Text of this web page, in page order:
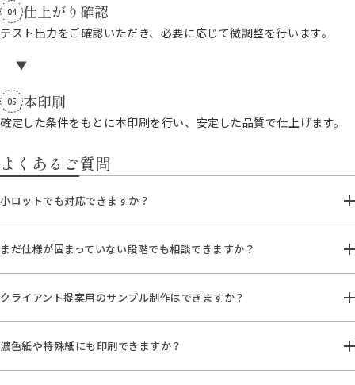
04 仕上がり確認
テスト出力をご確認いただき、必要に応じて微調整を行います。
05 本印刷
確定した条件をもとに本印刷を行い、安定した品質で仕上げます。
よくあるご質問
小ロットでも対応できますか？
まだ仕様が固まっていない段階でも相談できますか？
クライアント提案用のサンプル制作はできますか？
濃色紙や特殊紙にも印刷できますか？